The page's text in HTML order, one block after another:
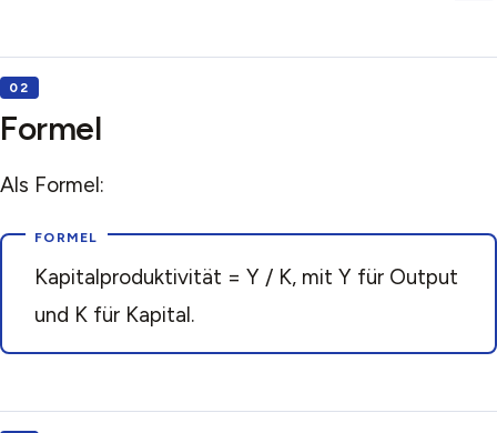
Formel
Als Formel:
Kapitalproduktivität = Y / K, mit Y für Output
und K für Kapital.